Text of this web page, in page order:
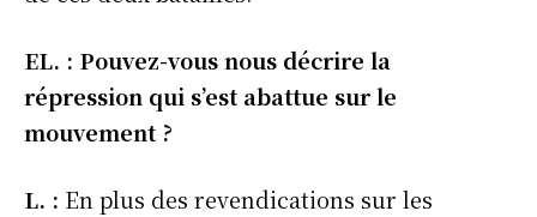
EL. : Pouvez-vous nous décrire la
répression qui s’est abattue sur le
mouvement ?
L. : En plus des revendications sur les